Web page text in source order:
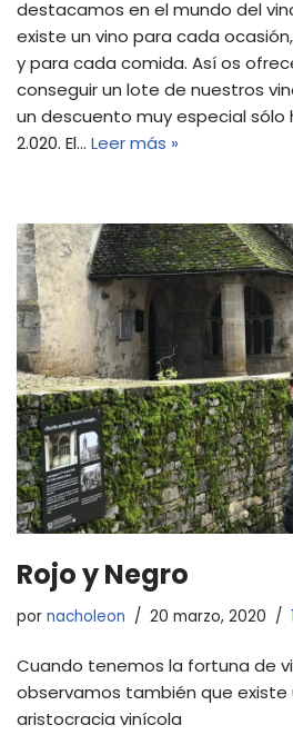
destacamos en el mundo del
existe un vino para cada
y para cada comida. Así os
conseguir un lote de nuestros
un descuento muy especial sólo
2.020. El… Leer más »
Rojo y Negro
por nacholeon 20 marzo, 2020
Cuando tenemos la fortuna de
observamos también que existe
aristocracia vinícola